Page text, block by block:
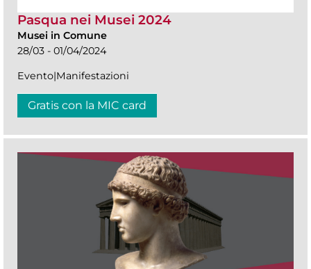
Pasqua nei Musei 2024
Musei in Comune
28/03 - 01/04/2024
Evento|Manifestazioni
Gratis con la MIC card